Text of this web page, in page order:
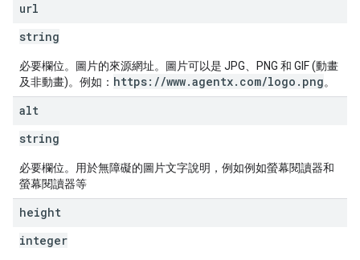
url
string
必要欄位。圖片的來源網址。圖片可以是 JPG、PNG 和 GIF (動畫
及非動畫)。例如： https://www.agentx.com/logo.png。
alt
string
必要欄位。用於無障礙的圖片文字說明，例如例如螢幕閱讀器和
螢幕閱讀器等
height
integer